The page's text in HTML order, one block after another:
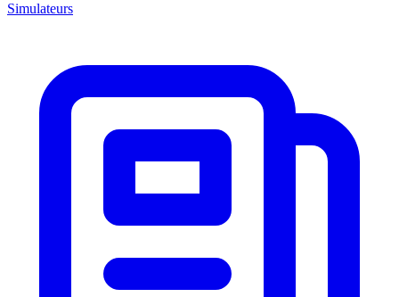
Simulateurs